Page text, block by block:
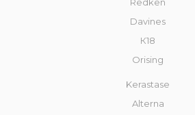
Davines
К18
Orising
Kerastase
Alterna